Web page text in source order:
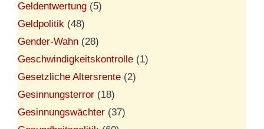
Geldentwertung (5)
Geldpolitik (48)
Gender-Wahn (28)
Geschwindigkeitskontrolle (1)
Gesetzliche Altersrente (2)
Gesinnungsterror (18)
Gesinnungswächter (37)